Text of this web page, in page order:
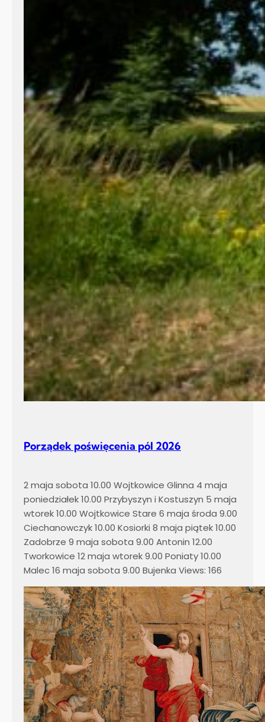
Porządek poświęcenia pól 2026
2 maja sobota 10.00 Wojtkowice Glinna 4 maja
poniedziałek 10.00 Przybyszyn i Kostuszyn 5 maja
wtorek 10.00 Wojtkowice Stare 6 maja środa 9.00
Ciechanowczyk 10.00 Kosiorki 8 maja piątek 10.00
Zadobrze 9 maja sobota 9.00 Antonin 12.00
Tworkowice 12 maja wtorek 9.00 Poniaty 10.00
Malec 16 maja sobota 9.00 Bujenka Views: 166